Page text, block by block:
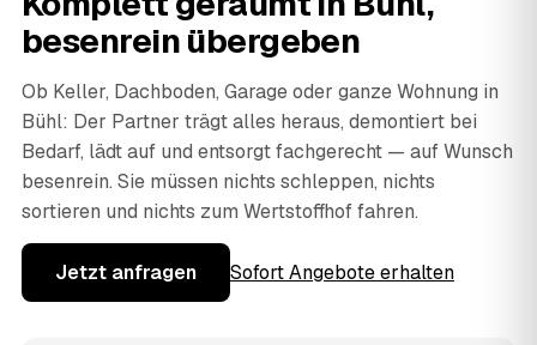
besenrein übergeben
Ob Keller, Dachboden, Garage oder ganze Wohnung in
Bühl: Der Partner trägt alles heraus, demontiert bei
Bedarf, lädt auf und entsorgt fachgerecht — auf Wunsch
besenrein. Sie müssen nichts schleppen, nichts
sortieren und nichts zum Wertstoffhof fahren.
Jetzt anfragen Sofort Angebote erhalten